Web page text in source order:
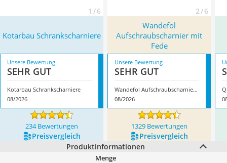
1 / 6 2 / 6
Kotarbau Schrankscharniere
Wandefol
Aufschraubscharnier mit
Fede
Unsere Bewertung
SEHR GUT
Kotarbau Schrankscharniere
08/2026
Unsere Bewertung
SEHR GUT
Wandefol Aufschraubscharnier mit Fede
08/2026
234 Bewertungen 1329 Bewertungen
Preis­vergleich
Preis­vergleich
Produktinformationen
Menge